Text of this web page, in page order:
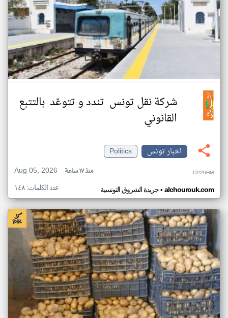
شركة نقل تونس تندد و تتوعّد بالتتبع
القانوني
اخبار تونس
Politics
Aug 05, 2026
منذ ١٧ ساعة CP20HM
جريدة الشروق التونسية• alchourouk.com عدد الكلمات: ١٤٨